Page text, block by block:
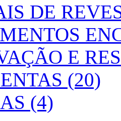
DE
E
(20)
(4)